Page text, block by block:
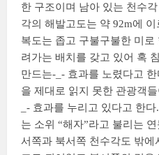
한 구조이며 남아 있는 천수
각의 해발고도는 약 92m에
복도는 좁고 구불구불한 미
려가는 배치를 갖고 있어 혹
만드는-_- 효과를 노렸다고
을 제대로 읽지 못한 관광객
_- 효과를 누리고 있다고 한
는 소위 “해자”라고 불리는
서쪽과 북서쪽 천수각도 밖에